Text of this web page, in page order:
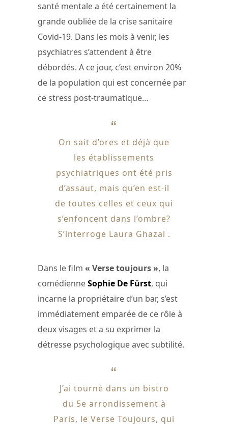
santé mentale a été certainement la
grande oubliée de la crise sanitaire
Covid-19. Dans les mois à venir, les
psychiatres s’attendent à être
débordés. A ce jour, c’est environ 20%
de la population qui est concernée par
ce stress post-traumatique…
On sait d’ores et déjà que
les établissements
psychiatriques ont été pris
d’assaut, mais qu’en est-il
de toutes celles et ceux qui
s’enfoncent dans l’ombre?
S’interroge Laura Ghazal .
Dans le film « Verse toujours », la
comédienneSophie De Fürst, qui
incarne la propriétaire d’un bar, s’est
immédiatement emparée de ce rôle à
deux visages et a su exprimer la
détresse psychologique avec subtilité.
J’ai tourné dans un bistro
du 5e arrondissement à
Paris, le Verse Toujours, qui